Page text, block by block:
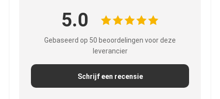
5.0
Gebaseerd op 50 beoordelingen voor deze
leverancier
Schrijf een recensie